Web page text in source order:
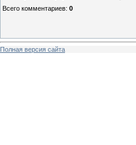
Всего комментариев: 0
Полная версия сайта